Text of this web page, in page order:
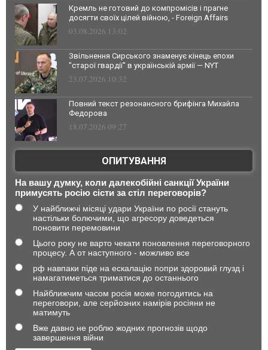
Кремль не готовий до компромісів і прагне
досягти своїх цілей війною, - Foreign Affairs
03.08.2026 13:02
Звільнення Сирського знаменує кінець епохи
"старої гвардії" в українській армії — NYT
23.07.2026 10:32
Повний текст резонансного брифінга Михайла
Федорова
18.07.2026 09:27
ОПИТУВАННЯ
На вашу думку, коли далекобійні санкції України
примусять росію сісти за стіл переговорів?
У найближчі місяці удари України по росії стануть
настільки болючими, що агресору доведеться
поновити перемовини
Цього року не варто чекати поновлення переговорного
процесу. А от наступного - можливо все
рф навпаки піде на ескалацію попри здоровий глузд і
намагатиметься триматися до останнього
Найближчим часом росія може погодитись на
переговори, але серйозних намірів росіяни не
матимуть
Вже давно не роблю жодних прогнозів щодо
завершення війни